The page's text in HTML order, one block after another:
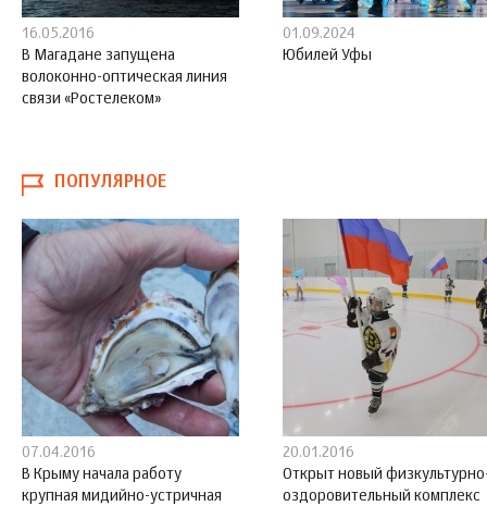
16.05.2016
В Магадане запущена
волоконно-оптическая линия
связи «Ростелеком»
01.09.2024
Юбилей Уфы
ПОПУЛЯРНОЕ
07.04.2016
В Крыму начала работу
крупная мидийно-устричная
20.01.2016
Открыт новый
оздоровительный комплекс